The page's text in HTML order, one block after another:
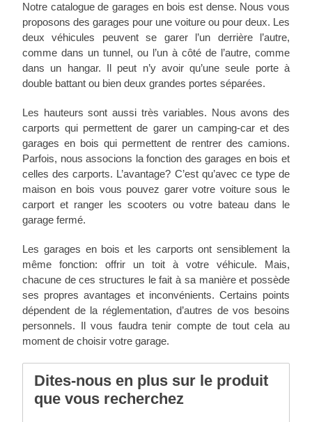
Notre catalogue de garages en bois est dense. Nous vous
proposons des garages pour une voiture ou pour deux. Les
deux véhicules peuvent se garer l’un derrière l’autre,
comme dans un tunnel, ou l’un à côté de l’autre, comme
dans un hangar. Il peut n’y avoir qu’une seule porte à
double battant ou bien deux grandes portes séparées.
Les hauteurs sont aussi très variables. Nous avons des
carports qui permettent de garer un camping-car et des
garages en bois qui permettent de rentrer des camions.
Parfois, nous associons la fonction des garages en bois et
celles des carports. L’avantage? C’est qu’avec ce type de
maison en bois vous pouvez garer votre voiture sous le
carport et ranger les scooters ou votre bateau dans le
garage fermé.
Les garages en bois et les carports ont sensiblement la
même fonction: offrir un toit à votre véhicule. Mais,
chacune de ces structures le fait à sa manière et possède
ses propres avantages et inconvénients. Certains points
dépendent de la réglementation, d’autres de vos besoins
personnels. Il vous faudra tenir compte de tout cela au
moment de choisir votre garage.
Dites-nous en plus sur le produit
que vous recherchez